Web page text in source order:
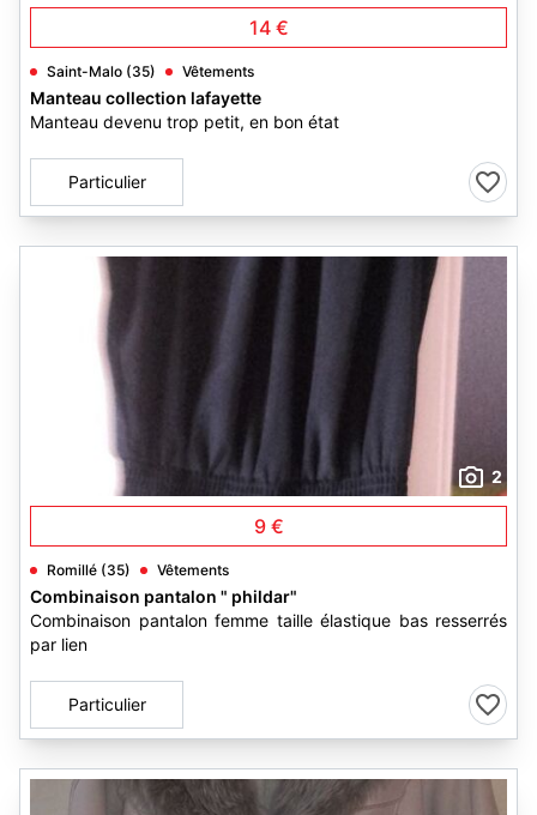
14 €
Saint-Malo (35) Vêtements
Manteau collection lafayette
Manteau devenu trop petit, en bon état
Particulier
2
9 €
Romillé (35) Vêtements
Combinaison pantalon " phildar"
Combinaison pantalon femme taille élastique bas resserrés
par lien
Particulier